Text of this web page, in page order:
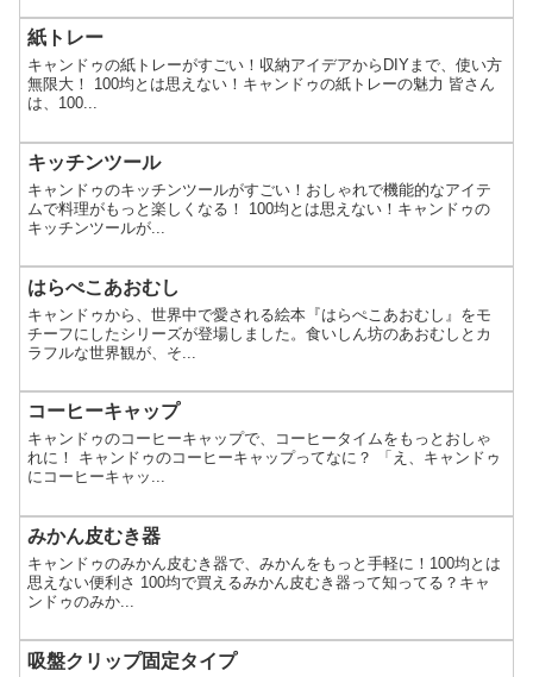
紙トレー
キャンドゥの紙トレーがすごい！収納アイデアからDIYまで、使い方
無限大！ 100均とは思えない！キャンドゥの紙トレーの魅力 皆さん
は、100...
キッチンツール
キャンドゥのキッチンツールがすごい！おしゃれで機能的なアイテ
ムで料理がもっと楽しくなる！ 100均とは思えない！キャンドゥの
キッチンツールが...
はらぺこあおむし
キャンドゥから、世界中で愛される絵本『はらぺこあおむし』をモ
チーフにしたシリーズが登場しました。食いしん坊のあおむしとカ
ラフルな世界観が、そ...
コーヒーキャップ
キャンドゥのコーヒーキャップで、コーヒータイムをもっとおしゃ
れに！ キャンドゥのコーヒーキャップってなに？ 「え、キャンドゥ
にコーヒーキャッ...
みかん皮むき器
キャンドゥのみかん皮むき器で、みかんをもっと手軽に！100均とは
思えない便利さ 100均で買えるみかん皮むき器って知ってる？キャ
ンドゥのみか...
吸盤クリップ固定タイプ